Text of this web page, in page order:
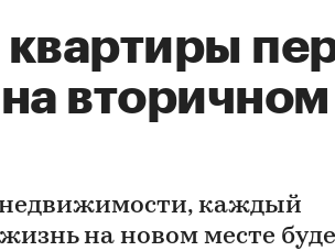
квартиры
вторичном
каждый
на новом месте